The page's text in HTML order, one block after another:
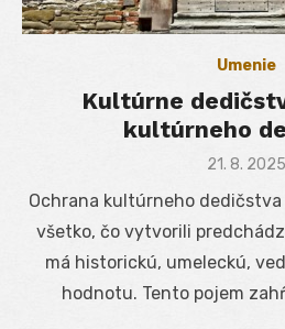
Umenie
Kultúrne
kultúrneho
Posted
21. 8. 2025
Ochrana kultúrneho
všetko, čo vytvorili
má historickú, umeleckú,
hodnotu. Tento pojem